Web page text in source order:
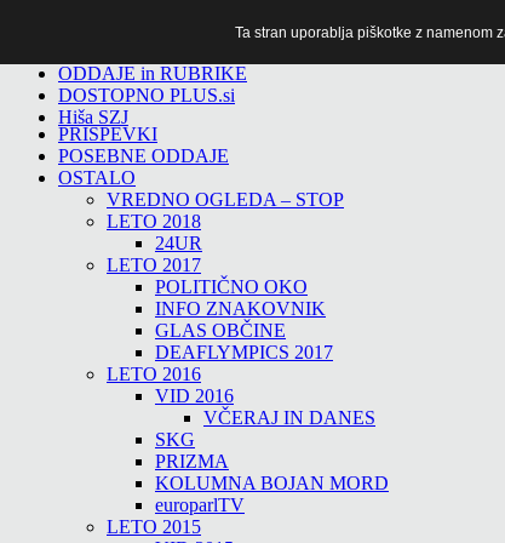
ODDAJE in RUBRIKE
DOSTOPNO PLUS.si
Hiša SZJ
PRISPEVKI
POSEBNE ODDAJE
OSTALO
VREDNO OGLEDA – STOP
LETO 2018
24UR
LETO 2017
POLITIČNO OKO
INFO ZNAKOVNIK
GLAS OBČINE
DEAFLYMPICS 2017
LETO 2016
VID 2016
VČERAJ IN DANES
SKG
PRIZMA
KOLUMNA BOJAN MORD
europarlTV
LETO 2015
Ta stran uporablja piškotke z namenom